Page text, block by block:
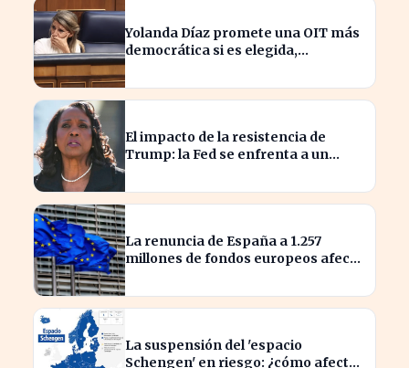
Yolanda Díaz promete una OIT más
democrática si es elegida,
El impacto de la resistencia de
Trump: la Fed se enfrenta a un
La renuncia de España a 1.257
millones de fondos europeos afecta
La suspensión del 'espacio
Schengen' en riesgo: ¿cómo afecta